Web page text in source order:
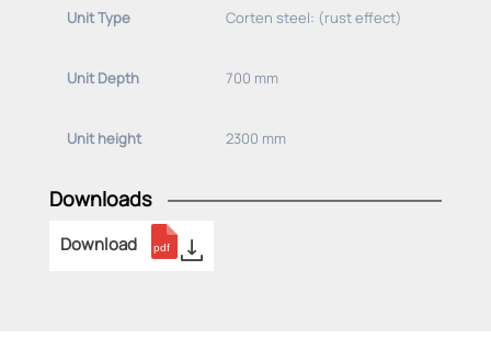
Unit Type Corten steel: (rust effect)
Unit Depth 700 mm
Unit height 2300 mm
Downloads
Download